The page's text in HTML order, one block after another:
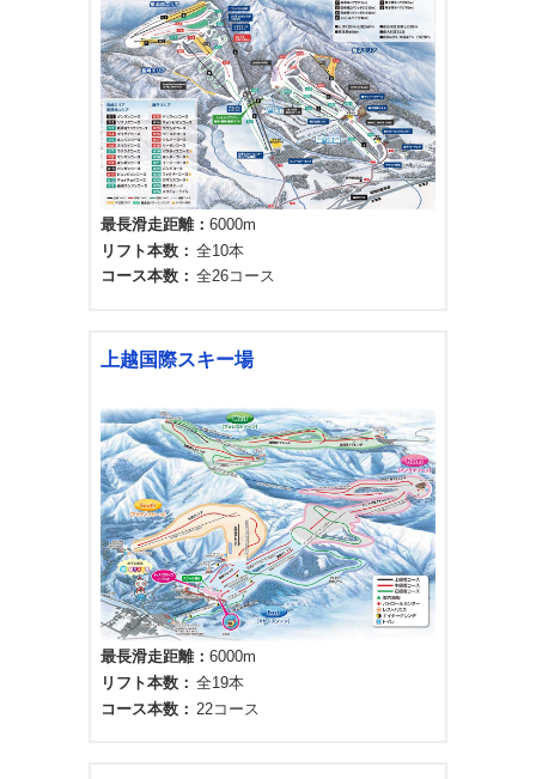
最長滑走距離
6000m
リフト本数
全10本
コース本数
全26コース
上越国際スキー場
最長滑走距離
6000m
リフト本数
全19本
コース本数
22コース